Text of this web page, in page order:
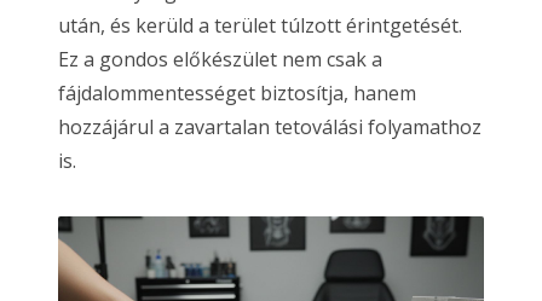
után, és kerüld a terület túlzott érintgetését.
Ez a gondos előkészület nem csak a
fájdalommentességet biztosítja, hanem
hozzájárul a zavartalan tetoválási folyamathoz
is.